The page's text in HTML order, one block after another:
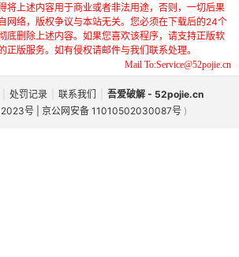
将上述内容用于商业或者非法用途，否则，一切后果
网络，版权争议与本站无关。您必须在下载后的24个
底删除上述内容。如果您喜欢该程序，请支持正版软
正版服务。如有侵权请邮件与我们联系处理。
Mail To:Service@52pojie.cn
处罚记录 联系我们
吾爱破解 - 52pojie.cn
号 | 京公网安备 11010502030087号 )